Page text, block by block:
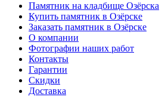
Памятник на кладбище Озёрска
Купить памятник в Озёрске
Заказать памятник в Озёрске
О компании
Фотографии наших работ
Контакты
Гарантии
Скидки
Доставка